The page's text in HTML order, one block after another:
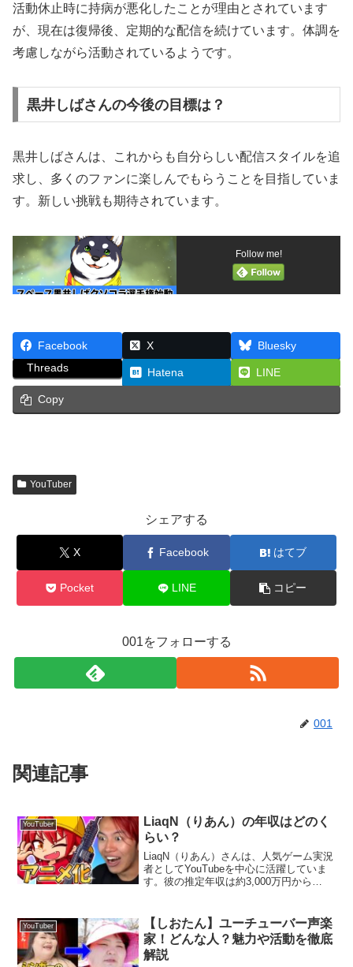
活動休止時に持病が悪化したことが理由とされています
が、現在は復帰後、定期的な配信を続けています。体調を
考慮しながら活動されているようです。
黒井しばさんの今後の目標は？
黒井しばさんは、これからも自分らしい配信スタイルを追
求し、多くのファンに楽しんでもらうことを目指していま
す。新しい挑戦も期待されています。
Follow me!
Facebook X
Bluesky
Threads
Hatena LINE
Copy
YouTuber
シェアする
X Facebook はてブ
Pocket LINE コピー
001をフォローする
001
関連記事
YouTuber
LiaqN（りあん）の年収はどのく
らい？
LiaqN（りあん）さんは、人気ゲーム実況
者としてYouTubeを中心に活躍していま
す。彼の推定年収は約3,000万円から
ット、メンバーシップ収入、そしてス...
YouTuber
【しおたん】ユーチューバー声楽
家！どんな人？魅力や活動を徹底
解説